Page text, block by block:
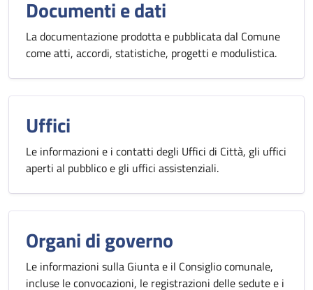
Documenti e dati
La documentazione prodotta e pubblicata dal Comune
come atti, accordi, statistiche, progetti e modulistica.
Uffici
Le informazioni e i contatti degli Uffici di Città, gli uffici
aperti al pubblico e gli uffici assistenziali.
Organi di governo
Le informazioni sulla Giunta e il Consiglio comunale,
incluse le convocazioni, le registrazioni delle sedute e i